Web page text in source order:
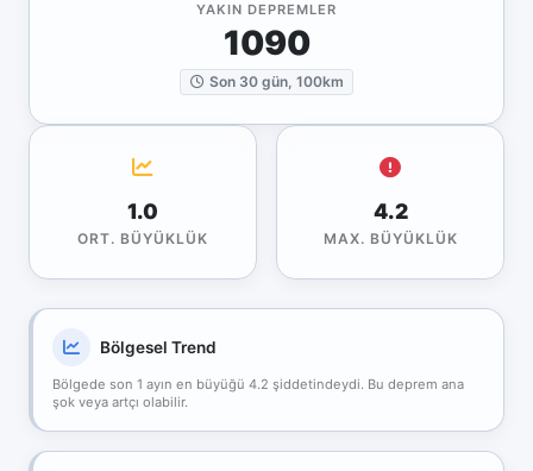
YAKIN DEPREMLER
1090
Son 30 gün, 100km
1.0
ORT. BÜYÜKLÜK
4.2
MAX. BÜYÜKLÜK
Bölgesel Trend
Bölgede son 1 ayın en büyüğü 4.2 şiddetindeydi. Bu deprem ana
şok veya artçı olabilir.